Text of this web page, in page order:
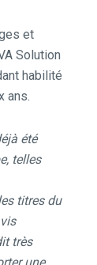
et
Solution
habilité
ans.
été
telles
titres du
très